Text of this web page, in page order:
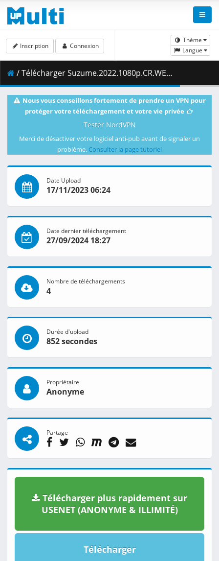
Thème
Langue
Inscription Connexion
/ Télécharger Suzume.2022.1080p.CR.WEB-DL.AAC2.0.Eng-Jpn-Ger-Spa-Spa-Fra-Ita-Por-Rus.H.264.MSubs-ToonsHub.mkv.006 ( 495.75 MB )
Nous vous conseillons fortement de prendre un VPN pour
protéger votre téléchargement et votre vie privée
Tester NordVPN
Merci de désactiver votre logiciel anti-pub avant de signaler un
problème. Consulter la page tutoriel
Date Upload
17/11/2023 06:24
Date dernier téléchargement
27/09/2024 18:27
Nombre de téléchargements
4
Durée d'upload
852 secondes
Propriétaire
Anonyme
Partage
Télécharger plus rapidement sur
USENET (ANONYME & ILLIMITÉ)
Télécharger